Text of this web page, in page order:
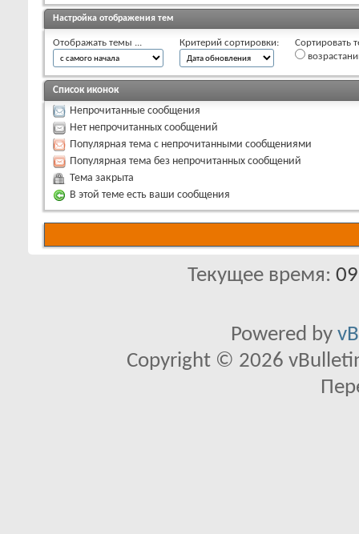
Настройка отображения тем
Отображать темы ... Критерий сортировки:
Сортировать
Список иконок
Непрочитанные сообщения
Нет непрочитанных сообщений
Популярная тема с непрочитанными сообщениями
Популярная тема без непрочитанных сообщений
Тема закрыта
В этой теме есть ваши сообщения
Текущее время:
Powered by
Copyright © 2026